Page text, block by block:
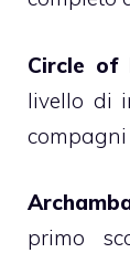
Circle of
livello di
compagni
primo